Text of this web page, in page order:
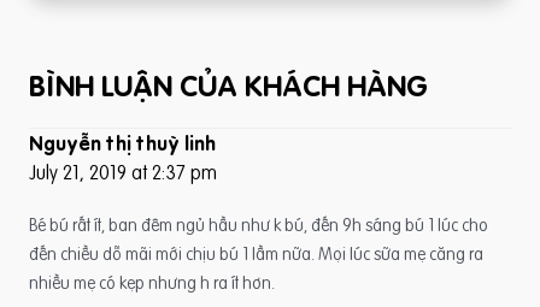
BÌNH LUẬN CỦA KHÁCH HÀNG
Nguyễn thị thuỳ linh
July 21, 2019 at 2:37 pm
Bé bú rất ít, ban đêm ngủ hầu như k bú, đến 9h sáng bú 1 lúc cho
đến chiều dỗ mãi mới chịu bú 1 lầm nữa. Mọi lúc sữa mẹ căng ra
nhiều mẹ có kẹp nhưng h ra ít hơn.